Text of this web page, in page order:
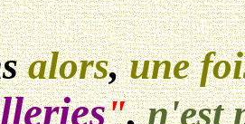
alors,une
",n'est